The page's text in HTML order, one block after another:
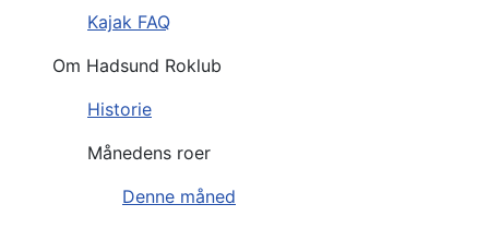
Kajak FAQ
Om Hadsund Roklub
Historie
Månedens roer
Denne måned